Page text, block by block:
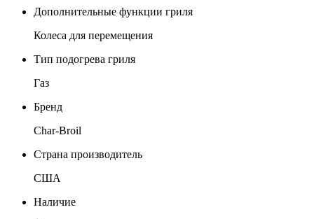
Дополнительные функции гриля
Колеса для перемещения
Тип подогрева гриля
Газ
Бренд
Char-Broil
Страна производитель
США
Наличие